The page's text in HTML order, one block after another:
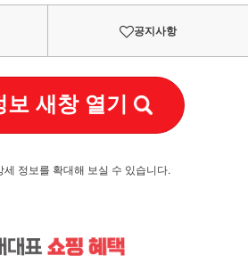
공지사항
보 새창 열기
세 정보를 확대해 보실 수 있습니다.